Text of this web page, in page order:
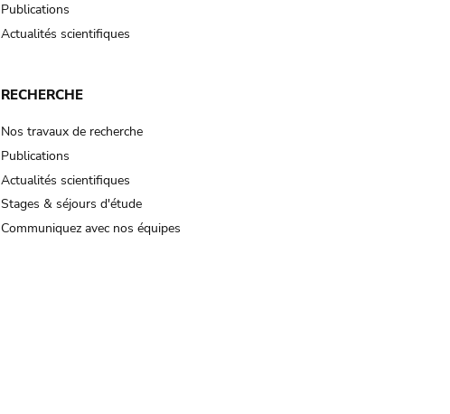
Publications
Actualités scientifiques
RECHERCHE
Nos travaux de recherche
Publications
Actualités scientifiques
Stages & séjours d'étude
Communiquez avec nos équipes